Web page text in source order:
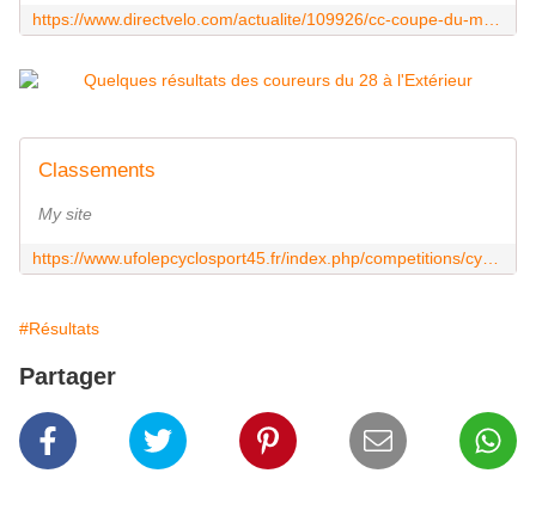
Classements
My site
#Résultats
Partager